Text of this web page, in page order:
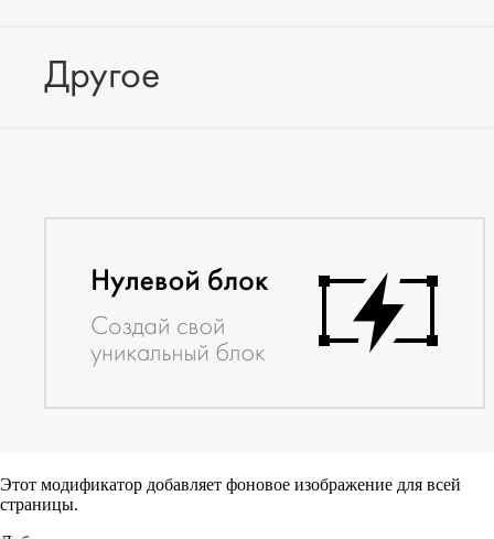
Этот модификатор добавляет фоновое изображение для всей
страницы.